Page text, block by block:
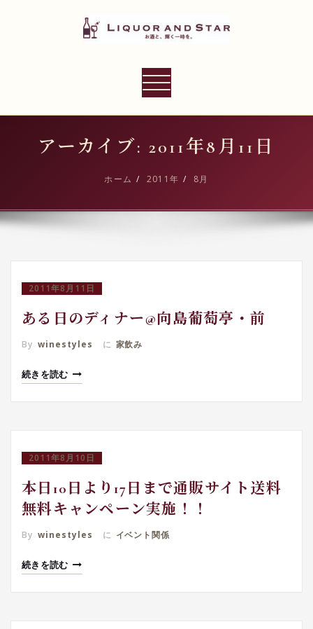
プ
LIQUOR AND STAR
ナ
ョ
切
アーカイブ: 2011年8月11日
ホーム 2011年 8月
2011年8月11日
ある日のディナー@向島葡萄亭・前
By winestyles に 家飲み
続きを読む
2011年8月10日
本日10日より17日まで通販サイト送料
無料キャンペーン実施！！
By winestyles に イベント関係
続きを読む